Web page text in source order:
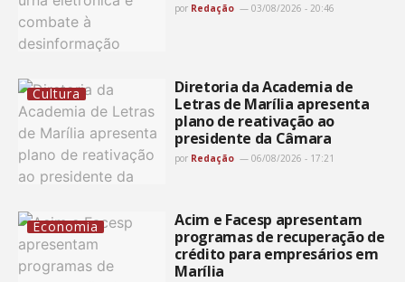
por Redação 03/08/2026 - 20:46
Cultura
Diretoria da Academia de
Letras de Marília apresenta
plano de reativação ao
presidente da Câmara
por Redação 06/08/2026 - 17:21
Economia
Acim e Facesp apresentam
programas de recuperação de
crédito para empresários em
Marília